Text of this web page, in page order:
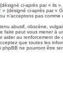
ci-après par « ils
» (désigné ci-après par «
n’acceptons pas
abusif, obscène,
faire peut vous mener à
aider au renforcement
que toutes les
ne pourront être